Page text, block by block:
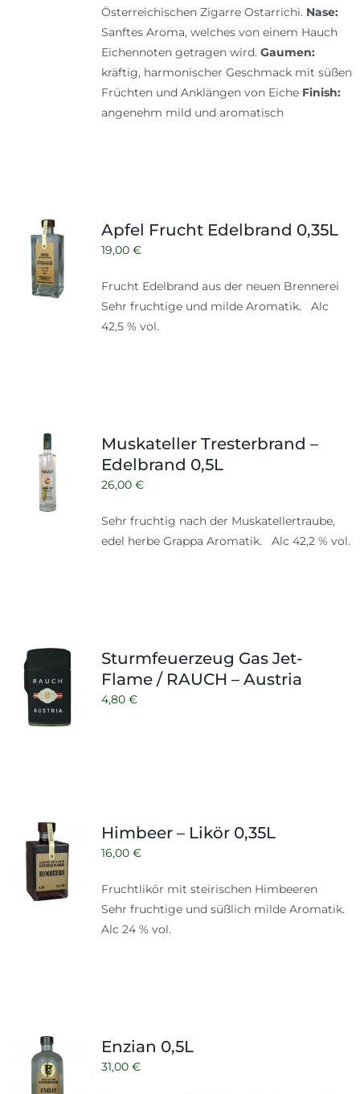
Österreichischen Zigarre Ostarrichi. Nase:
Sanftes Aroma, welches von einem Hauch
Eichennoten getragen wird. Gaumen:
kräftig, harmonischer Geschmack mit süßen
Früchten und Anklängen von Eiche Finish:
angenehm mild und aromatisch
Apfel Frucht Edelbrand 0,35L
19,00 €
Frucht Edelbrand aus der neuen Brennerei
Sehr fruchtige und milde Aromatik. Alc
42,5 % vol.
Muskateller Tresterbrand –
Edelbrand 0,5L
26,00 €
Sehr fruchtig nach der Muskatellertraube,
edel herbe Grappa Aromatik. Alc 42,2 % vol.
Sturmfeuerzeug Gas Jet-
Flame / RAUCH – Austria
4,80 €
Himbeer – Likör 0,35L
16,00 €
Fruchtlikör mit steirischen Himbeeren
Sehr fruchtige und süßlich milde Aromatik.
Alc 24 % vol.
Enzian 0,5L
31,00 €